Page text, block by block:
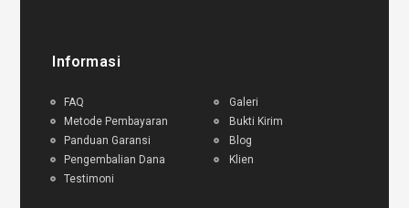
Informasi
FAQ
Metode Pembayaran
Panduan Garansi
Pengembalian Dana
Testimoni
Galeri
Bukti Kirim
Blog
Klien